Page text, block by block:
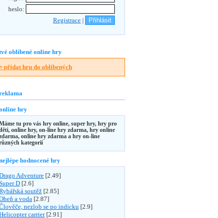
heslo:
Registrace |
oblíbené online hry
přidat hru do oblíbených
hry
tu pro vás hry online, super hry, hry pro
online hry, on-line hry zdarma, hry online
online hry zdarma a hry on-line
kategorií
hodnocené hry
Adventure [2.49]
D [2.6]
soutěž [2.85]
a voda [2.87]
nezlob se po indicku [2.9]
carrier[2.91]